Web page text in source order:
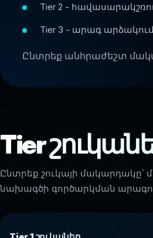
Tier 2 -
Tier 3 - արագ
Ընտրեք անհրաժեշտ
Tier
Ընտրեք շուկայի մակարդակը՝
նախագծի գործարկման